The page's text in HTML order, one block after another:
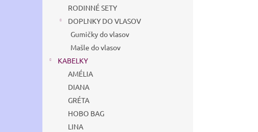
RODINNÉ SETY
DOPLNKY DO VLASOV
Gumičky do vlasov
Mašle do vlasov
KABELKY
AMÉLIA
DIANA
GRÉTA
HOBO BAG
LINA